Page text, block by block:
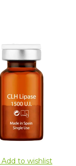
Add to wishlist